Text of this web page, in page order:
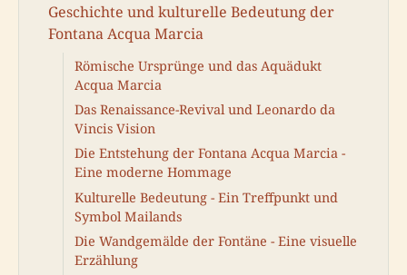
Geschichte und kulturelle Bedeutung der
Fontana Acqua Marcia
Römische Ursprünge und das Aquädukt
Acqua Marcia
Das Renaissance-Revival und Leonardo da
Vincis Vision
Die Entstehung der Fontana Acqua Marcia -
Eine moderne Hommage
Kulturelle Bedeutung - Ein Treffpunkt und
Symbol Mailands
Die Wandgemälde der Fontäne - Eine visuelle
Erzählung